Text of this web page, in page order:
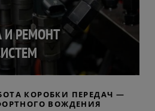
И РЕМОНТ
КОРОБКИ ПЕРЕДАЧ —
ВОЖДЕНИЯ